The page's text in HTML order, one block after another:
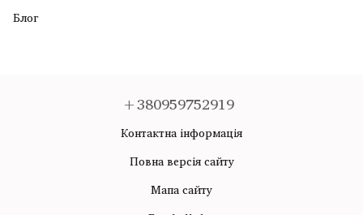
Блог
+380959752919
Контактна інформація
Повна версія сайту
Мапа сайту